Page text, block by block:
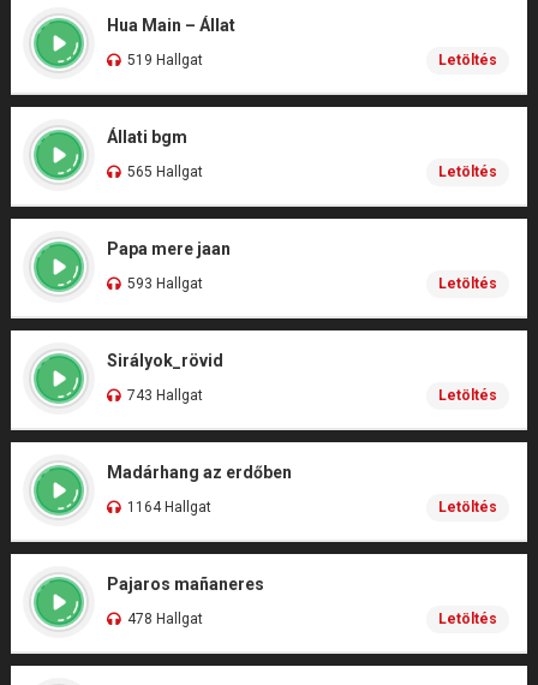
Hua Main – Állat
519 Hallgat Letöltés
Állati bgm
565 Hallgat Letöltés
Papa mere jaan
593 Hallgat Letöltés
Sirályok_rövid
743 Hallgat Letöltés
Madárhang az erdőben
1164 Hallgat Letöltés
Pajaros mañaneres
478 Hallgat Letöltés